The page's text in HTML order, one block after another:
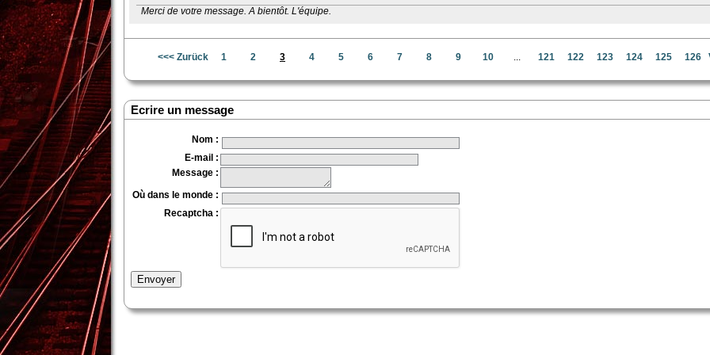
Merci de votre message. A bientôt. L'équipe.
<<< Zurück 1 2 3 4 5 6 7 8 9 10 ... 121 122 123 124 125 126
Ecrire un message
Nom :
E-mail :
Message :
Où dans le monde :
Recaptcha :
Envoyer